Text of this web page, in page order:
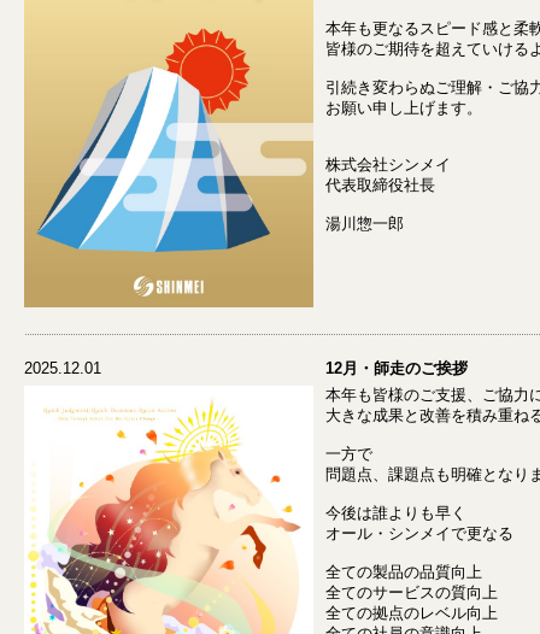
本年も更なるスピード感と柔
皆様のご期待を超えていける
引続き変わらぬご理解・ご協
お願い申し上げます。
株式会社シンメイ
代表取締役社長
湯川惣一郎
2025.12.01
12月・師走のご挨拶
本年も皆様のご支援、ご協力
大きな成果と改善を積み重ね
一方で
問題点、課題点も明確となり
今後は誰よりも早く
オール・シンメイで更なる
全ての製品の品質向上
全てのサービスの質向上
全ての拠点のレベル向上